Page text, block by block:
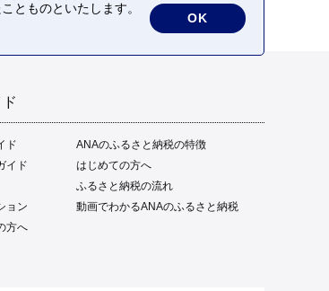
食卓 ご飯のお供 父の日 ギ
フト プレゼント[1669]
ド
ANAのふるさと納税の特徴
イド
はじめての方へ
ふるさと納税の流れ
ョン
動画でわかるANAのふるさと納税
方へ
とものといたします。
OK